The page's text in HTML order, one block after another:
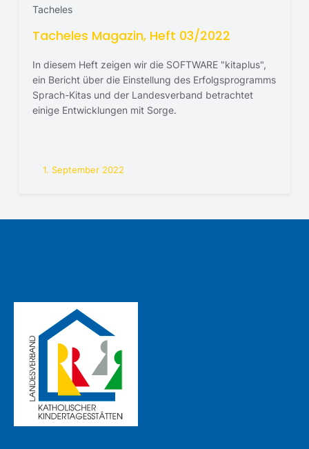
Tacheles
Tacheles Magazin, Heft 03/2022
In diesem Heft zeigen wir die SOFTWARE "kitaplus",
ein Bericht über die Einstellung des Erfolgsprogramms
Sprach-Kitas und der Landesverband betrachtet
einige Entwicklungen mit Sorge.
1. September 2022